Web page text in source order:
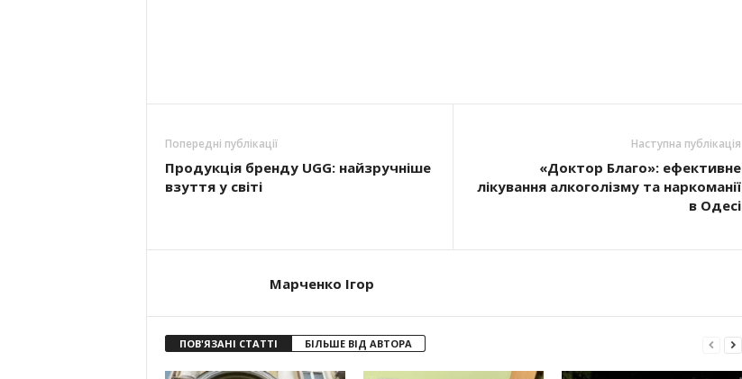
Попередні публікації
Продукція бренду UGG: найзручніше
взуття у світі
Наступна публікація
«Доктор Благо»: ефективне
лікування алкоголізму та наркоманії
в Одесі
Марченко Ігор
ПОВ'ЯЗАНІ СТАТТІ БІЛЬШЕ ВІД АВТОРА